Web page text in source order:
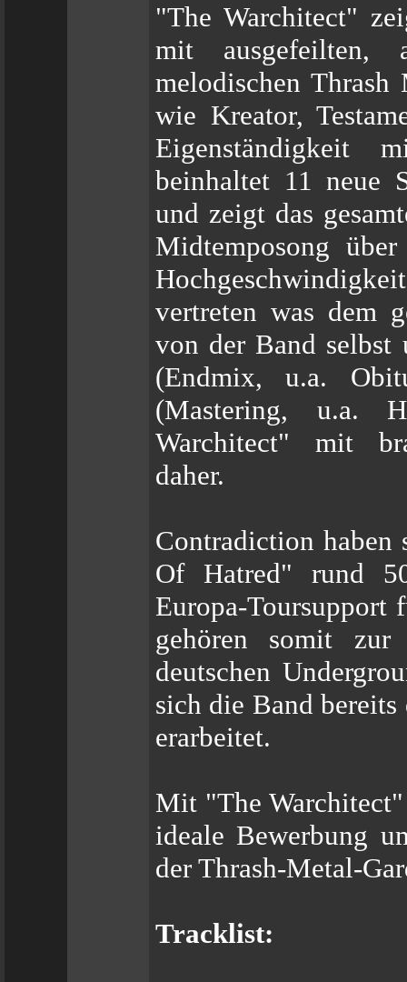
"The Warchitect"
mit ausgefeilten,
melodischen
wie Kreator,
Eigenständigkeit
beinhaltet 11 neue
und zeigt das
Midtemposong
vertreten was dem
von der Band selbst
(Endmix, u.a.
(Mastering, u.a.
Warchitect" mit
daher.
Contradiction
Of Hatred" rund
Europa-Toursupport
gehören somit zur
deutschen
sich die Band
erarbeitet.
Mit "The
ideale Bewerbung
der Thrash-Metal-
Tracklist: